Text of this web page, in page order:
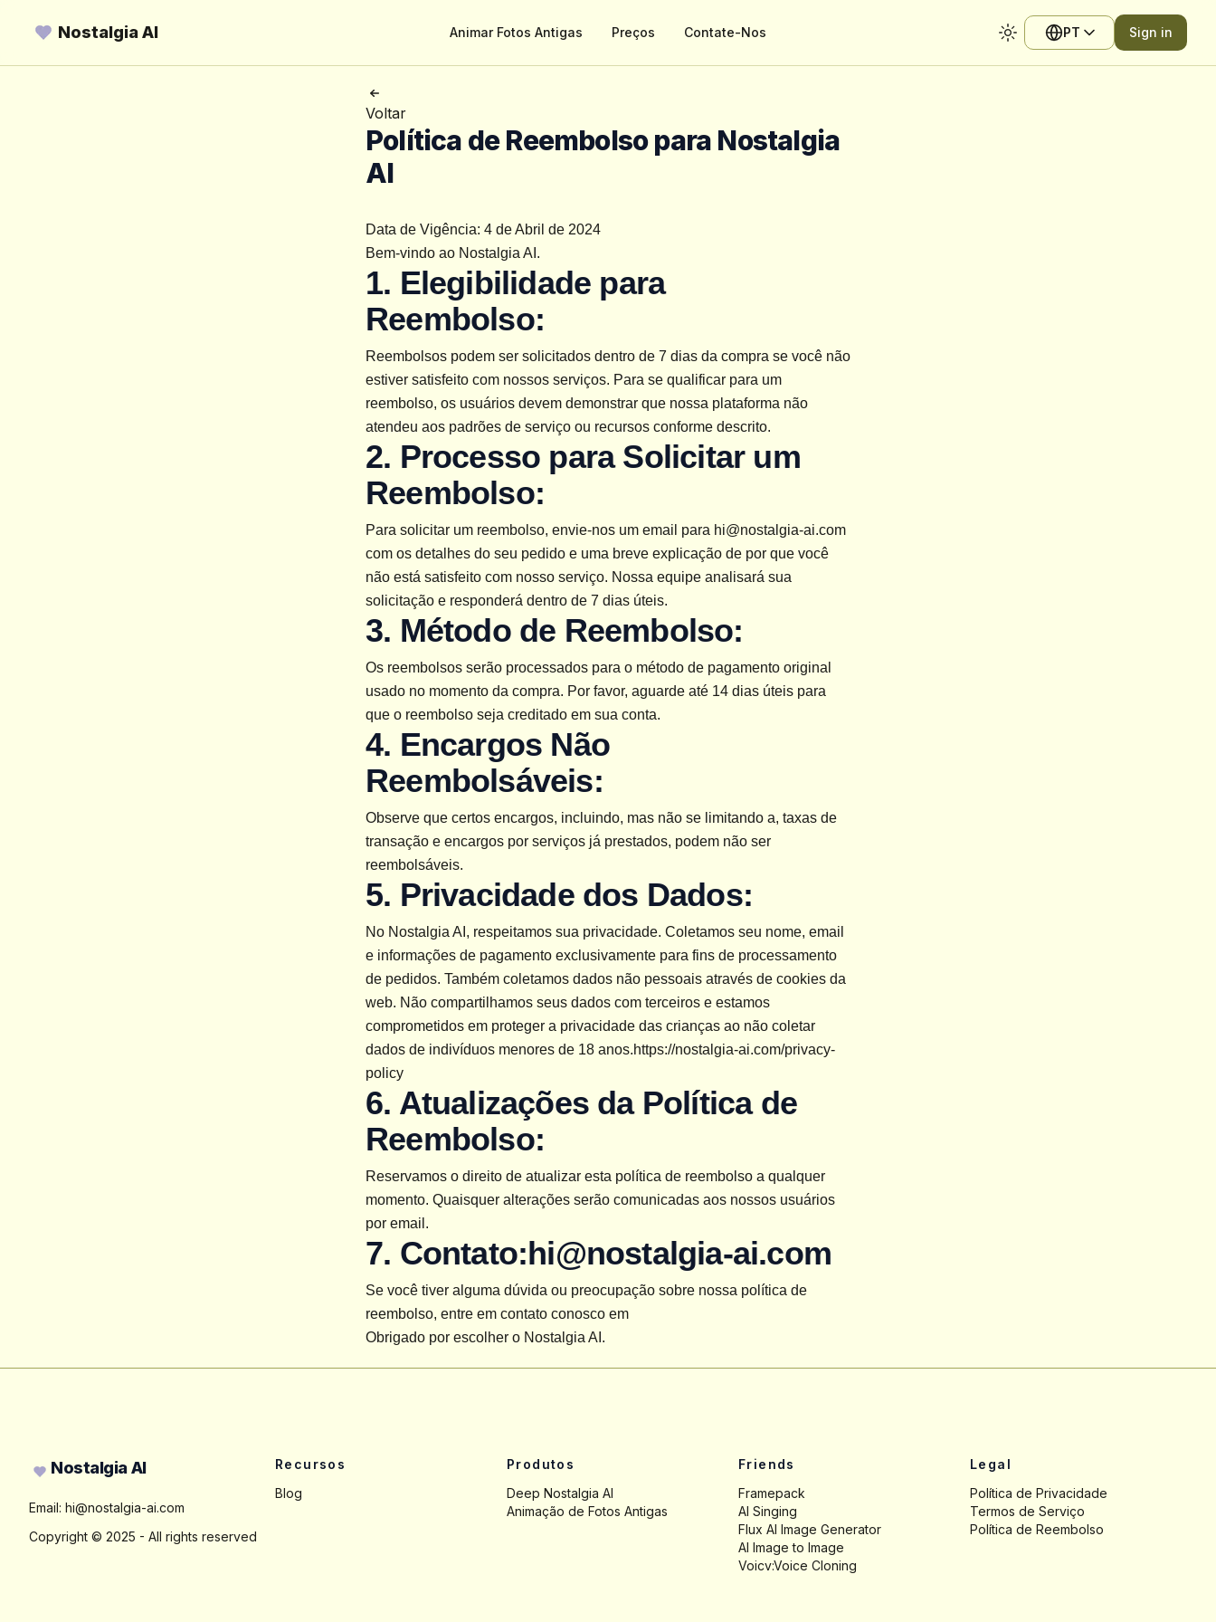
Nostalgia AI Animar Fotos Antigas Preços Contate-Nos Toggle theme
PT Sign in
Voltar
Política de Reembolso para Nostalgia
AI
Data de Vigência: 4 de Abril de 2024
Bem-vindo ao Nostalgia AI.
1. Elegibilidade para
Reembolso:
Reembolsos podem ser solicitados dentro de 7 dias da compra se você não
estiver satisfeito com nossos serviços. Para se qualificar para um
reembolso, os usuários devem demonstrar que nossa plataforma não
atendeu aos padrões de serviço ou recursos conforme descrito.
2. Processo para Solicitar um
Reembolso:
Para solicitar um reembolso, envie-nos um email para hi@nostalgia-ai.com
com os detalhes do seu pedido e uma breve explicação de por que você
não está satisfeito com nosso serviço. Nossa equipe analisará sua
solicitação e responderá dentro de 7 dias úteis.
3. Método de Reembolso:
Os reembolsos serão processados para o método de pagamento original
usado no momento da compra. Por favor, aguarde até 14 dias úteis para
que o reembolso seja creditado em sua conta.
4. Encargos Não
Reembolsáveis:
Observe que certos encargos, incluindo, mas não se limitando a, taxas de
transação e encargos por serviços já prestados, podem não ser
reembolsáveis.
5. Privacidade dos Dados:
No Nostalgia AI, respeitamos sua privacidade. Coletamos seu nome, email
e informações de pagamento exclusivamente para fins de processamento
de pedidos. Também coletamos dados não pessoais através de cookies da
web. Não compartilhamos seus dados com terceiros e estamos
comprometidos em proteger a privacidade das crianças ao não coletar
dados de indivíduos menores de 18 anos.https://nostalgia-ai.com/privacy-
policy
6. Atualizações da Política de
Reembolso:
Reservamos o direito de atualizar esta política de reembolso a qualquer
momento. Quaisquer alterações serão comunicadas aos nossos usuários
por email.
7. Contato:hi@nostalgia-ai.com
Se você tiver alguma dúvida ou preocupação sobre nossa política de
reembolso, entre em contato conosco em
Obrigado por escolher o Nostalgia AI.
Nostalgia AI
Email: hi@nostalgia-ai.com
Copyright © 2025 - All rights reserved
Recursos
Blog
Produtos
Deep Nostalgia AI
Animação de Fotos Antigas
Friends
Framepack
AI Singing
Flux AI Image Generator
AI Image to Image
Voicv:Voice Cloning
Legal
Política de Privacidade
Termos de Serviço
Política de Reembolso